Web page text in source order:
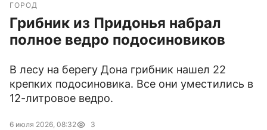
ГОРОД
Грибник из Придонья набрал
полное ведро подосиновиков
В лесу на берегу Дона грибник нашел 22
крепких подосиновика. Все они уместились в
12-литровое ведро.
6 июля 2026, 08:32 3